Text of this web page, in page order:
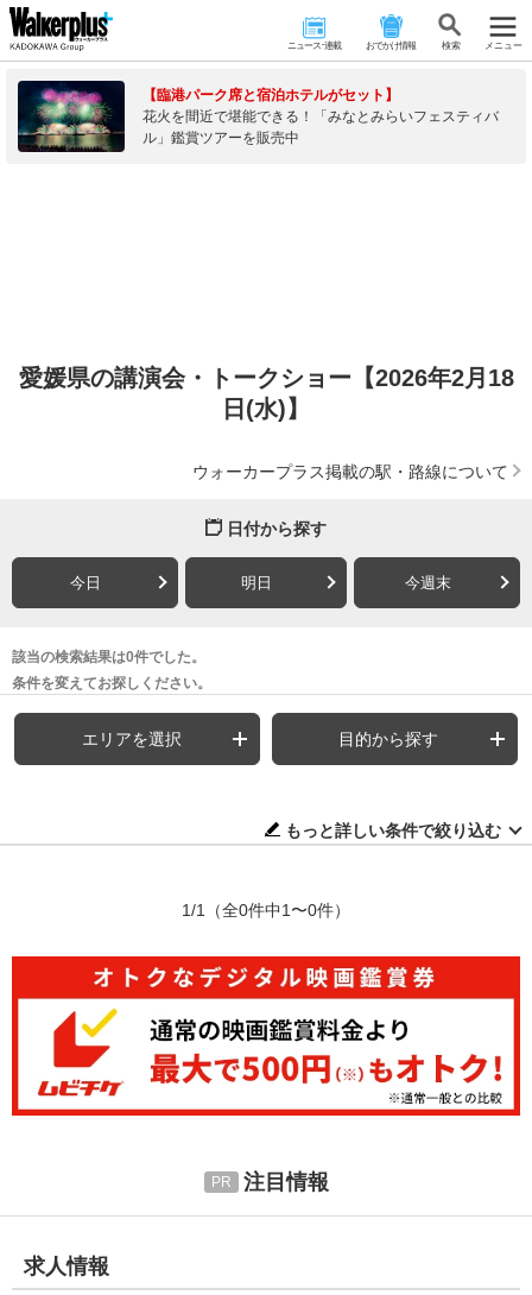
ニュース･連載 おでかけ情報 検 索 メニュー
【臨港パーク席と宿泊ホテルがセット】
花火を間近で堪能できる！「みなとみらいフェスティバ
ル」鑑賞ツアーを販売中
愛媛県の講演会・トークショー【2026年2月18
日(水)】
ウォーカープラス掲載の駅・路線について
日付から探す
今日 明日 今週末
該当の検索結果は0件でした。
条件を変えてお探しください。
エリアを選択 目的から探す
もっと詳しい条件で絞り込む
1/1 （全0件中1〜0件）
注目情報
求人情報